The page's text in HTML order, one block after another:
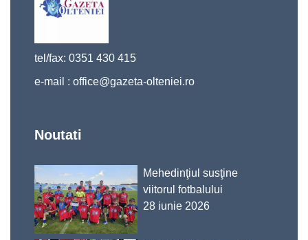
tel/fax: 0351 430 415
e-mail : office@gazeta-olteniei.ro
Noutati
Mehedinţiul susţine
viitorul fotbalului
28 iunie 2026